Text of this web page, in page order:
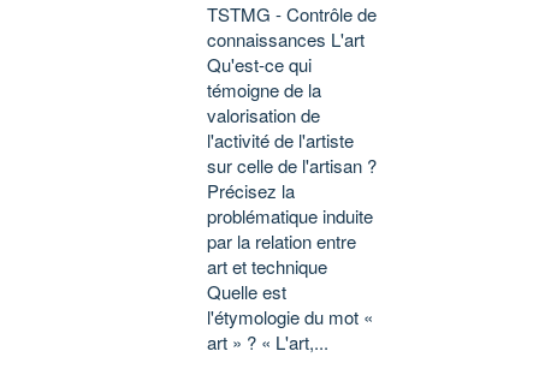
TSTMG - Contrôle de
connaissances L'art
Qu'est-ce qui
témoigne de la
valorisation de
l'activité de l'artiste
sur celle de l'artisan ?
Précisez la
problématique induite
par la relation entre
art et technique
Quelle est
l'étymologie du mot «
art » ? « L'art,...